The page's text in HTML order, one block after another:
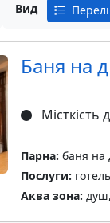
Вид
Баня на
Місткість
Парна: баня на
Послуги: готель
Аква зона: